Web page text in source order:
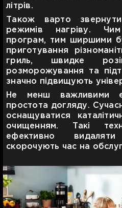
літрів.
Також варто
режимів нагріву.
програм, тим ширшими
приготування
гриль, швидке
розморожування та
значно підвищують
Не менш важливими
простота догляду.
оснащуватися
очищенням. Такі
ефективно
скорочують час на